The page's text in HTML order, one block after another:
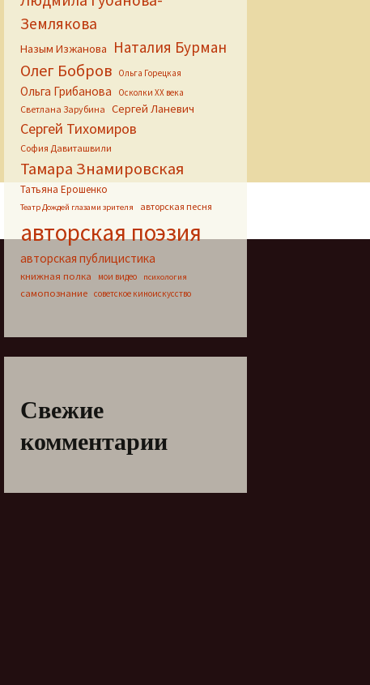
Землякова
Назым Изжанова Наталия Бурман
Олег Бобров Ольга Горецкая
Ольга Грибанова Осколки ХХ века
Светлана Зарубина Сергей Ланевич
Сергей Тихомиров
София Давиташвили
Тамара Знамировская
Татьяна Ерошенко
Театр Дождей глазами зрителя авторская песня
авторская поэзия
авторская публицистика
книжная полка мои видео психология
самопознание советское киноискусство
Свежие
комментарии